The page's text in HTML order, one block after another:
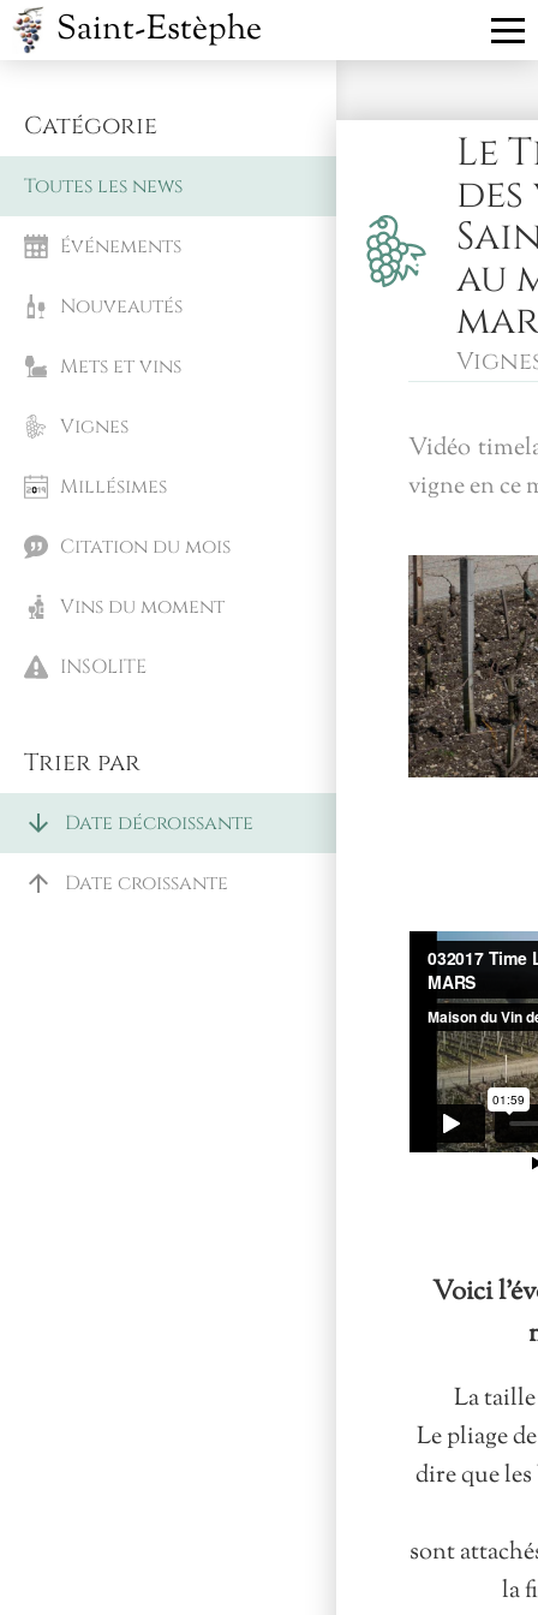
Saint-Estèphe
Catégorie
Toutes les news
Événements
Nouveautés
Mets et vins
Vignes
Millésimes
Citation du mois
Vins du moment
INSOLITE
Trier par
arrow_downward Date décroissante
arrow_upward Date croissante
Le
au
Vidéo
vigne en ce
Voici
La
Le pliage
dire que
sont
la